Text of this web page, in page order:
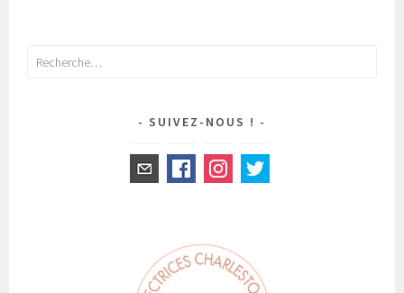
Rechercher :
SUIVEZ-NOUS !